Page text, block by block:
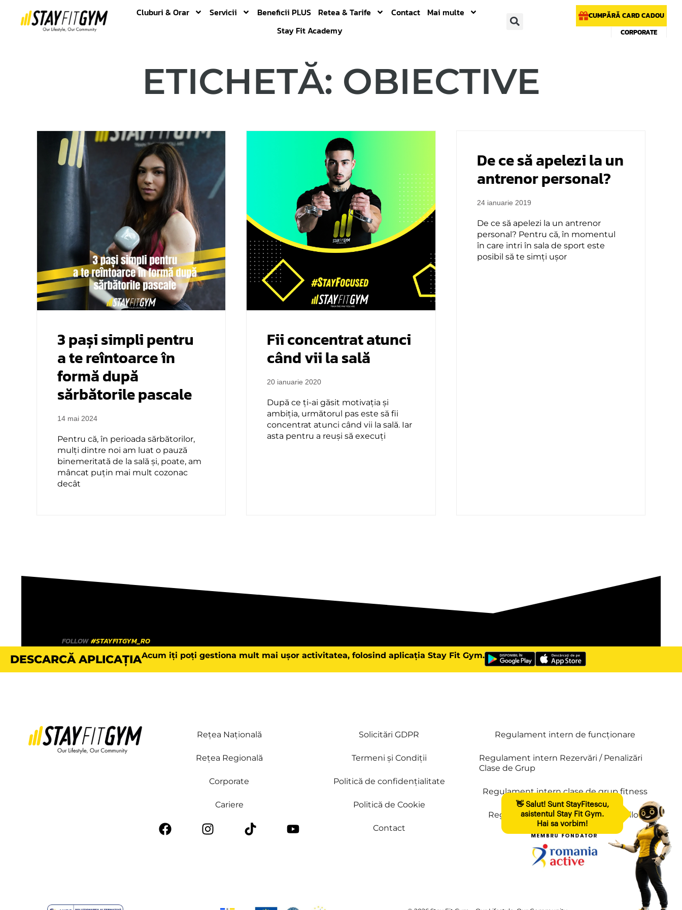
Cluburi & Orar Servicii Beneficii PLUS Retea & Tarife Contact Mai multe
Stay Fit Academy
CUMPĂRĂ CARD CADOU
CORPORATE
ETICHETĂ: OBIECTIVE
3 pași simpli pentru
a te reîntoarce în
formă după
sărbătorile pascale
14 mai 2024
Pentru că, în perioada sărbătorilor,
mulți dintre noi am luat o pauză
binemeritată de la sală și, poate, am
mâncat puțin mai mult cozonac
decât
Fii concentrat atunci
când vii la sală
20 ianuarie 2020
După ce ți-ai găsit motivația și
ambiția, următorul pas este să fii
concentrat atunci când vii la sală. Iar
asta pentru a reuși să execuți
De ce să apelezi la un
antrenor personal?
24 ianuarie 2019
De ce să apelezi la un antrenor
personal? Pentru că, în momentul
în care intri în sala de sport este
posibil să te simți ușor
FOLLOW #STAYFITGYM_RO
DESCARCĂ APLICAȚIAAcum iți poți gestiona mult mai ușor activitatea, folosind aplicația Stay Fit Gym.
Rețea Națională
Rețea Regională
Corporate
Cariere
Solicitări GDPR
Termeni și Condiții
Politică de confidențialitate
Politică de Cookie
Contact
Regulament intern de funcționare
Regulament intern Rezervări / Penalizări
Clase de Grup
Regulament intern clase de grup fitness
Regulament privind accesul minorilor